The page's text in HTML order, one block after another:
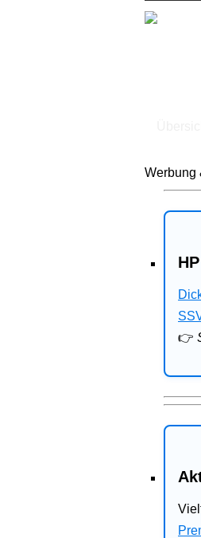
Werbung
👉